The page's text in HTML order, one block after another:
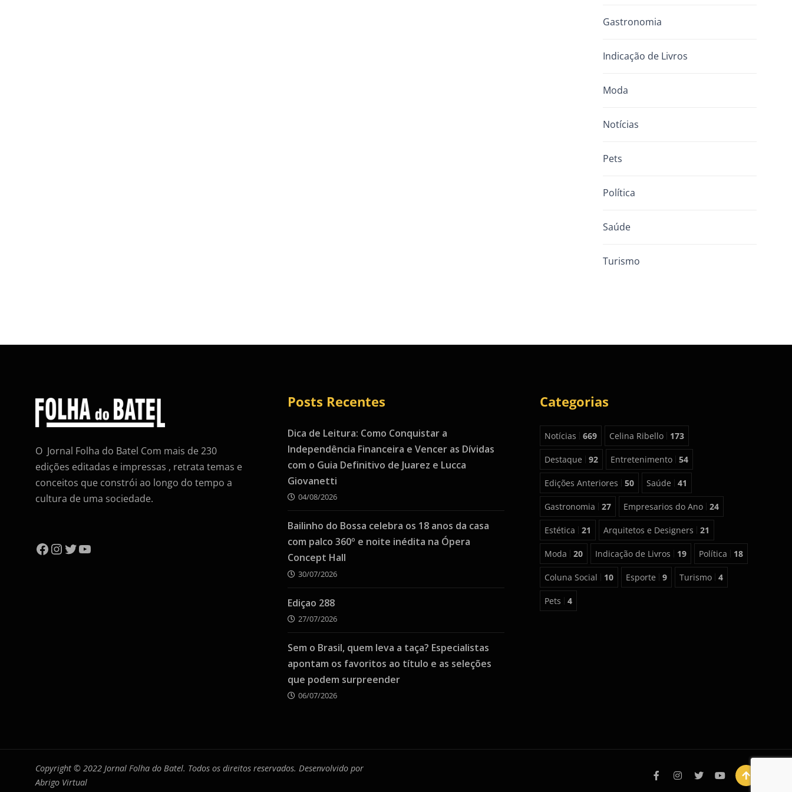
Gastronomia
Indicação de Livros
Moda
Notícias
Pets
Política
Saúde
Turismo
O Jornal Folha do Batel Com mais de 230
edições editadas e impressas , retrata temas e
conceitos que constrói ao longo do tempo a
cultura de uma sociedade.
Facebook
Instagram
Twitter
YouTube
Posts Recentes
Dica de Leitura: Como Conquistar a
Independência Financeira e Vencer as Dívidas
com o Guia Definitivo de Juarez e Lucca
Giovanetti
04/08/2026
Bailinho do Bossa celebra os 18 anos da casa
com palco 360º e noite inédita na Ópera
Concept Hall
30/07/2026
Ediçao 288
27/07/2026
Sem o Brasil, quem leva a taça? Especialistas
apontam os favoritos ao título e as seleções
que podem surpreender
06/07/2026
Categorias
Notícias 669 Celina Ribello 173
Destaque 92 Entretenimento 54
Edições Anteriores 50 Saúde 41
Gastronomia 27 Empresarios do Ano 24
Estética 21 Arquitetos e Designers 21
Moda 20 Indicação de Livros 19 Política 18
Coluna Social 10 Esporte 9 Turismo 4
Pets 4
Copyright © 2022 Jornal Folha do Batel. Todos os direitos reservados. Desenvolvido por
Abrigo Virtual